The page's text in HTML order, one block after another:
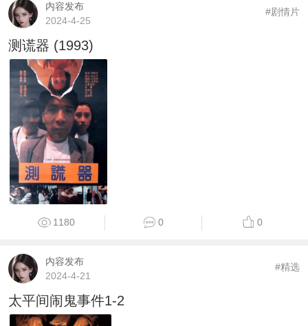
内容发布
2024-4-25
#剧情片
测谎器 (1993)
1180 0 0
内容发布
2024-4-21
#精选
太平间闹鬼事件1-2